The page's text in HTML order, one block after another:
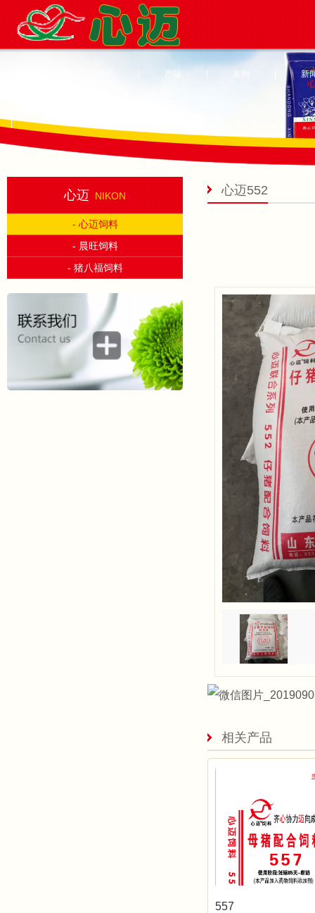
产品 新
|
心迈 NIKON
- 心迈饲料
- 晨旺饲料
- 猪八福饲料
心迈552
相关产品
557